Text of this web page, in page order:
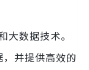
数据技术。
并提供高效的